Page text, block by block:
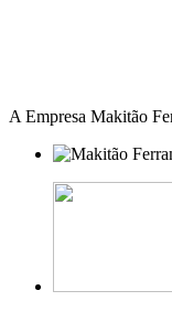
A Empresa Makitão